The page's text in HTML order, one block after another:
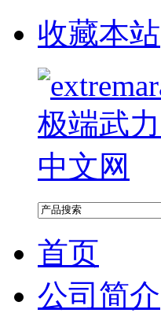
收藏本站
首页
公司简介